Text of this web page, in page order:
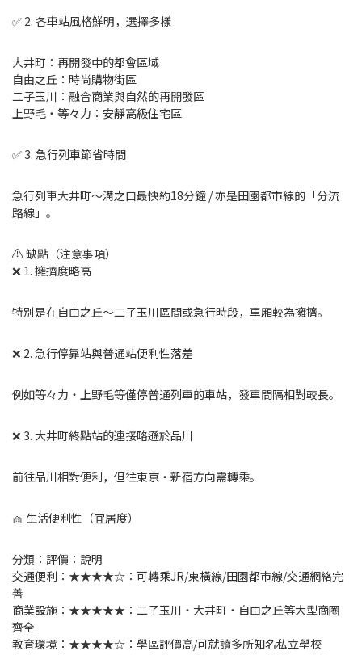
✅ 2. 各車站風格鮮明，選擇多樣
大井町：再開發中的都會區域
自由之丘：時尚購物街區
二子玉川：融合商業與自然的再開發區
上野毛・等々力：安靜高級住宅區
✅ 3. 急行列車節省時間
急行列車大井町〜溝之口最快約18分鐘 / 亦是田園都市線的「分流
路線」。
⚠️ 缺點（注意事項）
❌ 1. 擁擠度略高
特別是在自由之丘〜二子玉川區間或急行時段，車廂較為擁擠。
❌ 2. 急行停靠站與普通站便利性落差
例如等々力・上野毛等僅停普通列車的車站，發車間隔相對較長。
❌ 3. 大井町終點站的連接略遜於品川
前往品川相對便利，但往東京・新宿方向需轉乘。
🧺 生活便利性（宜居度）
分類：評價：說明
交通便利：★★★★☆：可轉乘JR/東橫線/田園都市線/交通網絡完
善
商業設施：★★★★★：二子玉川・大井町・自由之丘等大型商圈
齊全
教育環境：★★★★☆：學區評價高/可就讀多所知名私立學校